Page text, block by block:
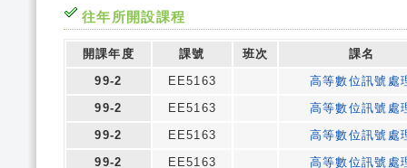
往年所開設課程
開課年度 課號 班次
課名
99-2
EE5163
高等數位訊號處
99-2
EE5163
高等數位訊號處
99-2
EE5163
高等數位訊號處
99-2
EE5163
高等數位訊號處